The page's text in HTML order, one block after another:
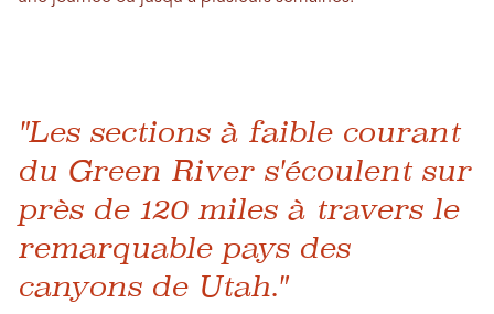
"Les sections à faible courant
du Green River s'écoulent sur
près de 120 miles à travers le
remarquable pays des
canyons de Utah."